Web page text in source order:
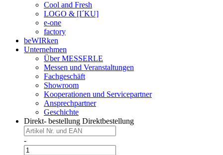
Cool and Fresh
LOGO & [I´KU]
e-one
factory
beWIRken
Unternehmen
Über MESSERLE
Messen und Veranstaltungen
Fachgeschäft
Showroom
Kooperationen und Servicepartner
Ansprechpartner
Geschichte
Direkt- bestellung Direktbestellung
-